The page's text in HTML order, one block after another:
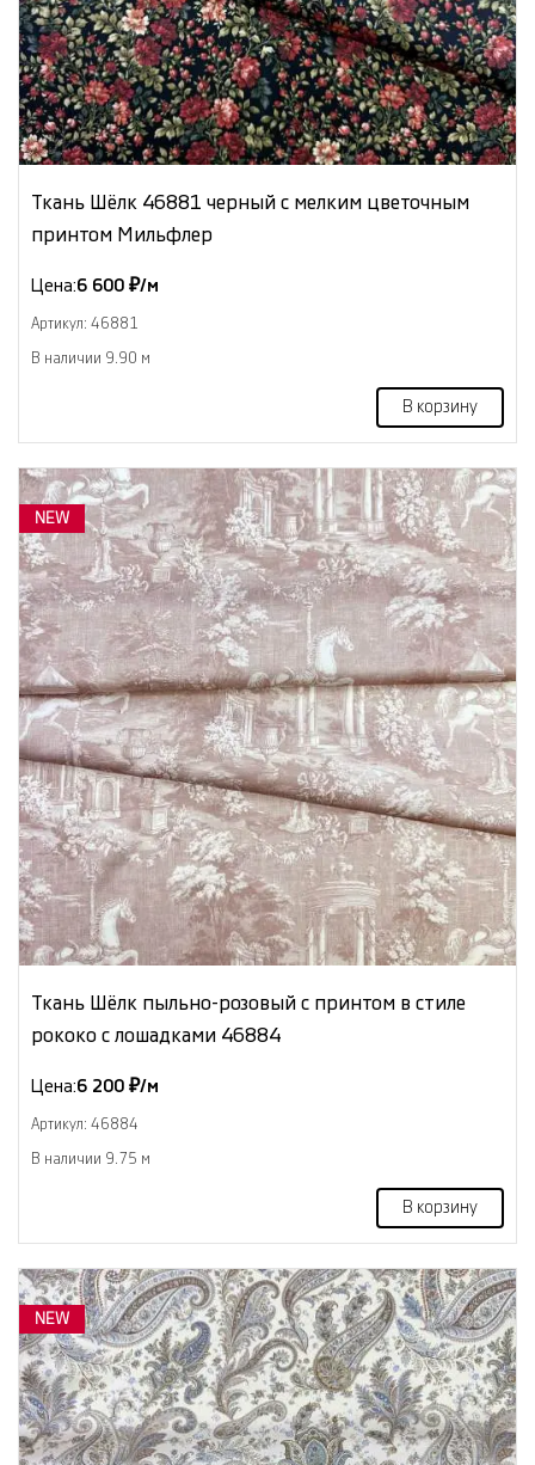
Ткань Шёлк 46881 черный с мелким цветочным
принтом Мильфлер
Цена:6 600 ₽/м
Артикул: 46881
В наличии 9.90 м
В корзину
NEW
Ткань Шёлк пыльно-розовый с принтом в стиле
рококо с лошадками 46884
Цена:6 200 ₽/м
Артикул: 46884
В наличии 9.75 м
В корзину
NEW